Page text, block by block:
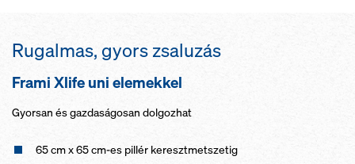
Rugalmas, gyors zsaluzás
Frami Xlife uni elemekkel
Gyorsan és gazdaságosan dolgozhat
65 cm x 65 cm-es pillér keresztmetszetig